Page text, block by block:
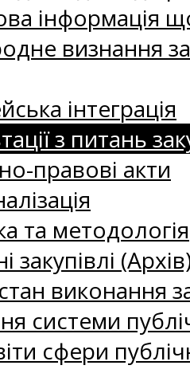
інформація
визнання
інтеграція
з питань
правові акти
та методологія
закупівлі
виконання
системи
сфери